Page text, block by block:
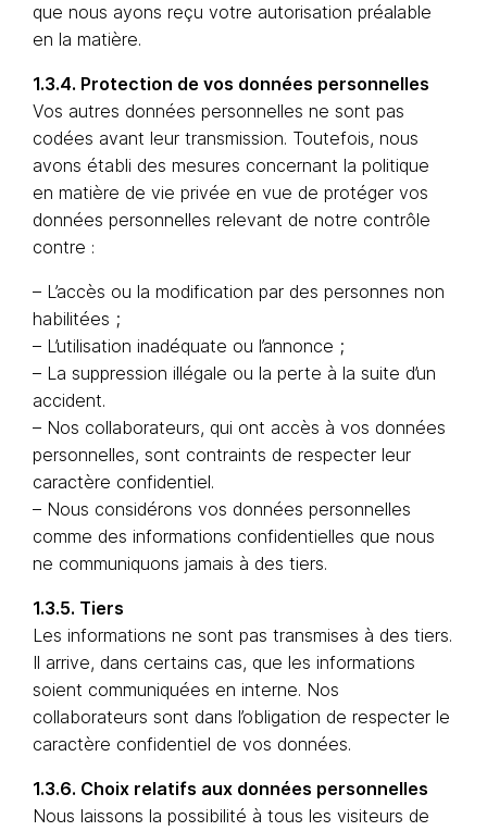
que nous ayons reçu votre autorisation préalable
en la matière.
1.3.4. Protection de vos données personnelles
Vos autres données personnelles ne sont pas
codées avant leur transmission. Toutefois, nous
avons établi des mesures concernant la politique
en matière de vie privée en vue de protéger vos
données personnelles relevant de notre contrôle
contre :
– L’accès ou la modification par des personnes non
habilitées ;
– L’utilisation inadéquate ou l’annonce ;
– La suppression illégale ou la perte à la suite d’un
accident.
– Nos collaborateurs, qui ont accès à vos données
personnelles, sont contraints de respecter leur
caractère confidentiel.
– Nous considérons vos données personnelles
comme des informations confidentielles que nous
ne communiquons jamais à des tiers.
1.3.5. Tiers
Les informations ne sont pas transmises à des tiers.
Il arrive, dans certains cas, que les informations
soient communiquées en interne. Nos
collaborateurs sont dans l’obligation de respecter le
caractère confidentiel de vos données.
1.3.6. Choix relatifs aux données personnelles
Nous laissons la possibilité à tous les visiteurs de